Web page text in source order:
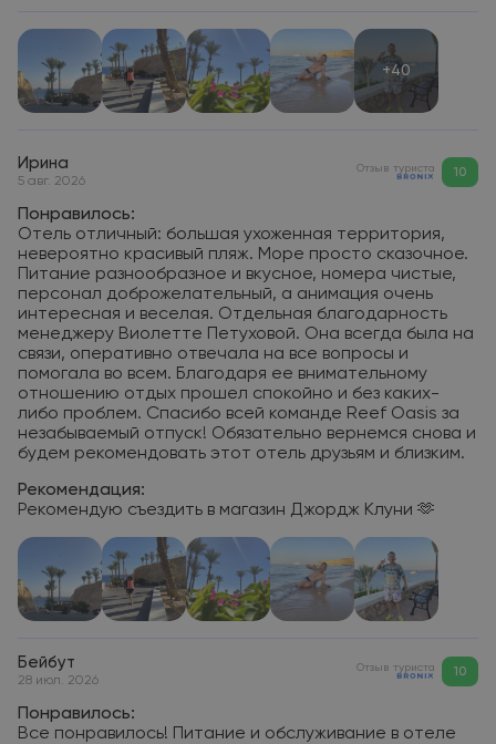
+40
Ирина
5 авг. 2026
Отзыв туриста 10
Понравилось:
Отель отличный: большая ухоженная территория,
невероятно красивый пляж. Море просто сказочное.
Питание разнообразное и вкусное, номера чистые,
персонал доброжелательный, а анимация очень
интересная и веселая. Отдельная благодарность
менеджеру Виолетте Петуховой. Она всегда была на
связи, оперативно отвечала на все вопросы и
помогала во всем. Благодаря ее внимательному
отношению отдых прошел спокойно и без каких-
либо проблем. Спасибо всей команде Reef Oasis за
незабываемый отпуск! Обязательно вернемся снова и
будем рекомендовать этот отель друзьям и близким.
Рекомендация:
Рекомендую съездить в магазин Джордж Клуни 🫶
Бейбут
28 июл. 2026
Отзыв туриста 10
Понравилось:
Все понравилось! Питание и обслуживание в отеле